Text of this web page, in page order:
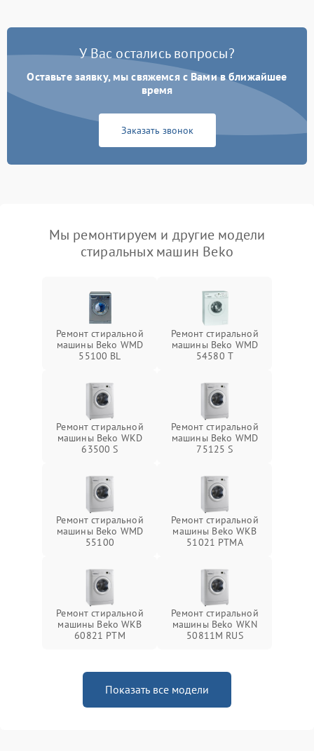
У Вас остались вопросы?
Оставьте заявку, мы свяжемся с Вами в ближайшее
время
Заказать звонок
Мы ремонтируем и другие модели
стиральных машин Beko
Ремонт стиральной
машины Beko WMD
55100 BL
Ремонт стиральной
машины Beko WMD
54580 T
Ремонт стиральной
машины Beko WKD
63500 S
Ремонт стиральной
машины Beko WMD
75125 S
Ремонт стиральной
машины Beko WMD
55100
Ремонт стиральной
машины Beko WKB
51021 PTМА
Ремонт стиральной
машины Beko WKB
60821 PTМ
Ремонт стиральной
машины Beko WKN
50811M RUS
Показать все модели